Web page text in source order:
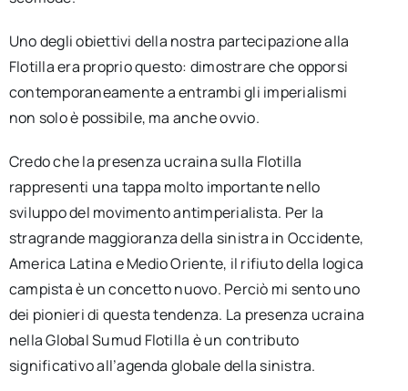
Uno degli obiettivi della nostra partecipazione alla
Flotilla era proprio questo: dimostrare che opporsi
contemporaneamente a entrambi gli imperialismi
non solo è possibile, ma anche ovvio.
Credo che la presenza ucraina sulla Flotilla
rappresenti una tappa molto importante nello
sviluppo del movimento antimperialista. Per la
stragrande maggioranza della sinistra in Occidente,
America Latina e Medio Oriente, il rifiuto della logica
campista è un concetto nuovo. Perciò mi sento uno
dei pionieri di questa tendenza. La presenza ucraina
nella Global Sumud Flotilla è un contributo
significativo all’agenda globale della sinistra.